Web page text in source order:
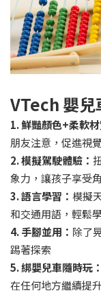
VTech 嬰
1. 鮮豔顏色+柔軟
朋友注意，促進視
2. 模擬駕駛體驗：
象力，讓孩子享受
3. 語言學習： 模擬
和交通用語，輕鬆
4. 手腳並用： 除了
踢著探索
5. 綁嬰兒車隨時玩：
在任何地方繼續提